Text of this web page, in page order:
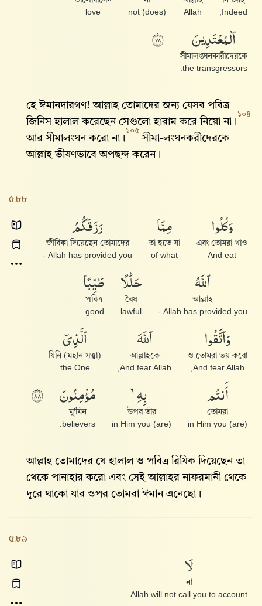
Indeed,
Allah
(does) not
love
ٱلْمُعْتَدِينَ
সীমালঙ্ঘনকারীদেরকে
the transgressors.
٨٧
হে ঈমানদারগণ! আল্লাহ‌ তোমাদের জন্য যেসব পবিত্র
জিনিস হালাল করেছেন সেগুলো হারাম করে নিয়ো না।
১০৪
আর সীমালংঘন করো না।
১০৫
সীমা-লংঘনকরীদেরকে
আল্লাহ‌ ভীষণভাবে অপছন্দ করেন।
৫:৮৮
وَكُلُوا۟
এবং তোমরা খাও
And eat
مِمَّا
তা হতে যা
of what
رَزَقَكُمُ
জীবিকা দিয়েছেন তোমাদের
Allah has provided you -
ٱللَّهُ
আল্লাহ
Allah has provided you -
حَلَٰلًا
বৈধ
lawful
طَيِّبًا
পবিত্র
good.
وَٱتَّقُوا۟
ও তোমরা ভয় করো
And fear Allah,
ٱللَّهَ
আল্লাহকে
And fear Allah,
ٱلَّذِىٓ
যিনি (মহান সত্ত্বা)
the One
أَنتُم
তোমরা
in Him you (are)
بِهِۦ
উপর তাঁর
in Him you (are)
مُؤْمِنُونَ
মু'মিন
believers.
٨٨
আল্লাহ তোমাদের যে হালাল ও পবিত্র রিযিক দিয়েছেন তা
থেকে পানাহার করো এবং সেই আল্লাহর নাফরমানী থেকে
দূরে থাকো যার ওপর তোমরা ঈমান এনেছো।
৫:৮৯
لَا
না
Allah will not call you to account